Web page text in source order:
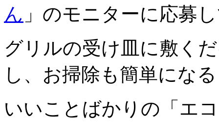
ん 」のモニターに応募
グリルの受け皿に敷く
し、お掃除も簡単にな
いいことばかりの「エ